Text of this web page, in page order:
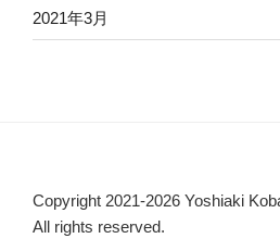
2021年3月
Copyright 2021-2026 Yoshiaki
All rights reserved.